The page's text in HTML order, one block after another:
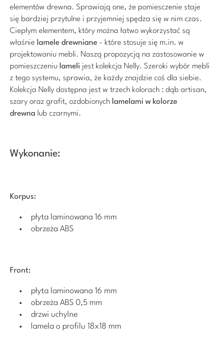
elementów drewna. Sprawiają one, że pomiesczenie staje
się bardziej przytulne i przyjemniej spędza się w nim czas.
Ciepłym elementem, który można łatwo wykorzystać są
właśnie lamele drewniane - które stosuje się m.in. w
projektowaniu mebli. Naszą propozycją na zastosowanie w
pomieszczeniu lameli jest kolekcja Nelly. Szeroki wybór mebli
z tego systemu, sprawia, że każdy znajdzie coś dla siebie.
Kolekcja Nelly dostępna jest w trzech kolorach : dąb artisan,
szary oraz grafit, ozdobionych lamelami w kolorze
drewna lub czarnymi.
Wykonanie:
Korpus:
płyta laminowana 16 mm
obrzeża ABS
Front:
płyta laminowana 16 mm
obrzeża ABS 0,5 mm
drzwi uchylne
lamela o profilu 18x18 mm